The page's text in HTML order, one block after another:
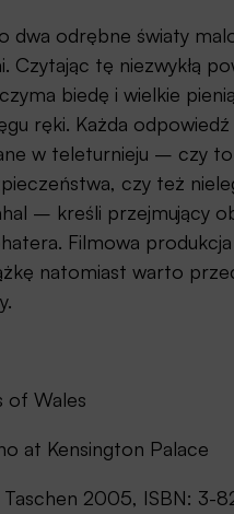
dwa odrębne światy
Czytając tę niezwykłą
biedę i wielkie
ręki. Każda odpowiedź
w teleturnieju – czy to
czy też
– kreśli przejmujący
Filmowa
natomiast warto
of Wales
at Kensington Palace
2005, ISBN: 3-